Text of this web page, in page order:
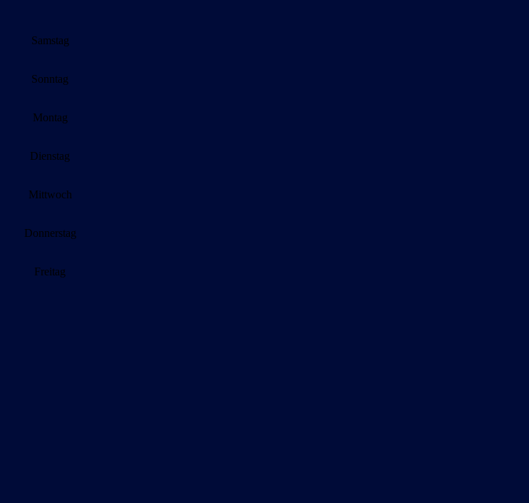
Samstag
Sonntag
Montag
Dienstag
Mittwoch
Donnerstag
Freitag